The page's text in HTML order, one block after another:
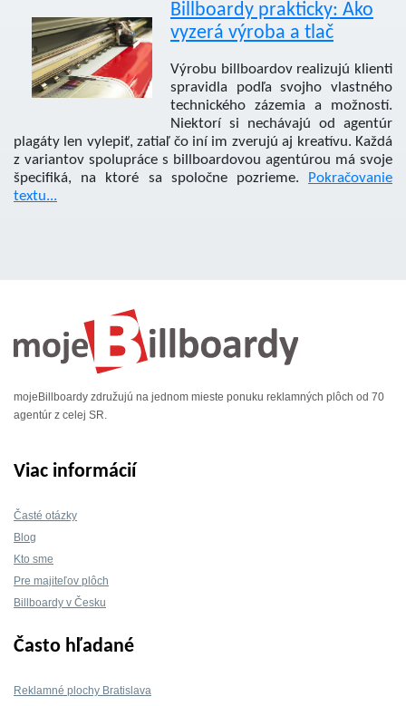
Billboardy prakticky: Ako
vyzerá výroba a tlač
Výrobu billboardov realizujú klienti
spravidla podľa svojho vlastného
technického zázemia a možností.
Niektorí si nechávajú od agentúr
plagáty len vylepiť, zatiaľ čo iní im zverujú aj kreatívu. Každá
z variantov spolupráce s billboardovou agentúrou má svoje
špecifiká, na ktoré sa spoločne pozrieme.
Pokračovanie
textu...
mojeBillboardy združujú na jednom mieste ponuku reklamných plôch od 70
agentúr z celej SR.
Viac informácií
Časté otázky
Blog
Kto sme
Pre majiteľov plôch
Billboardy v Česku
Často hľadané
Reklamné plochy Bratislava